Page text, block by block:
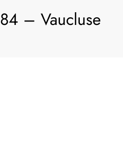
84 – Vaucluse